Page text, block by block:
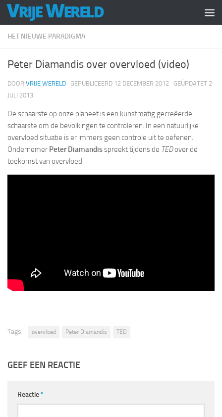
Doorgaan naar inhoud
HET NIEUWE PARADIGMA
Peter Diamandis over overvloed (video)
DOOR VRIJE WERELD · GEPUBLICEERD 12 DECEMBER 2012 · GEÜPDATET 2
JULI 2013
De schaarste op onze planeet is een kunstmatig gecreëerde
schaarste om de bevolkingen te controleren. In een natuurlijke
overvloed situatie is er immers geen controle uit te oefenen.
Ondernemer Peter Diamandisspreekt tijdens de TEDover de
toekomst van overvloed.
Tags: overvloed Peter Diamandis TED
GEEF EEN REACTIE
Reactie*